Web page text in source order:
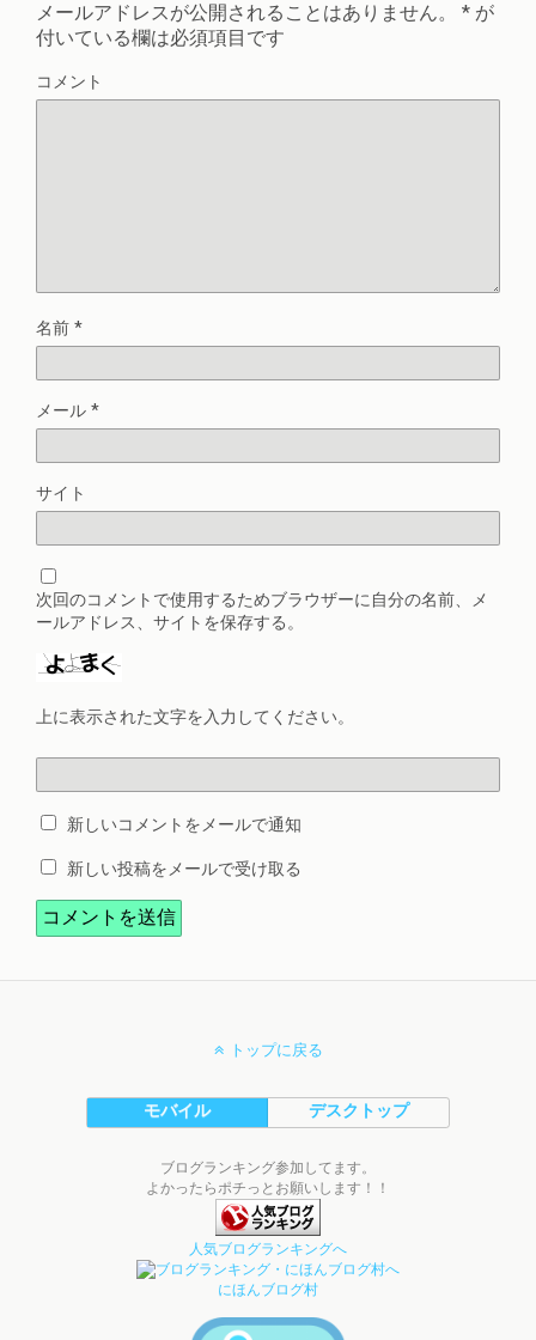
メールアドレスが公開されることはありません。 * が
付いている欄は必須項目です
コメント
名前 *
メール *
サイト
次回のコメントで使用するためブラウザーに自分の名前、メ
ールアドレス、サイトを保存する。
上に表示された文字を入力してください。
新しいコメントをメールで通知
新しい投稿をメールで受け取る
トップに戻る
モバイル デスクトップ
ブログランキング参加してます。
よかったらポチっとお願いします！！
人気ブログランキングへ
にほんブログ村